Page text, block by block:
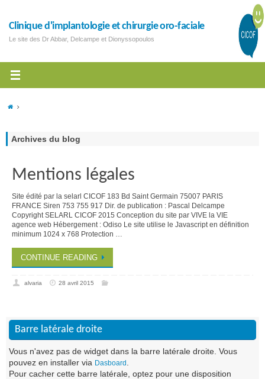
Clinique d'implantologie et chirurgie oro-faciale
Le site des Dr Abbar, Delcampe et Dionyssopoulos
Archives du blog
Mentions légales
Site édité par la selarl CICOF 183 Bd Saint Germain 75007 PARIS
FRANCE Siren 753 755 917 Dir. de publication : Pascal Delcampe
Copyright SELARL CICOF 2015 Conception du site par VIVE la VIE
agence web Hébergement : Odiso Le site utilise le Javascript en définition
minimum 1024 x 768 Protection …
CONTINUE READING
alvaria 28 avril 2015
Barre latérale droite
Vous n'avez pas de widget dans la barre latérale droite. Vous
pouvez en installer via Dasboard
Pour cacher cette barre latérale, optez pour une disposition